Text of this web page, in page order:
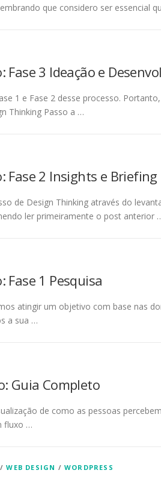
que considero ser essencial
Fase 3 Ideação e
1 e Fase 2 desse processo.
Thinking Passo a …
Fase 2 Insights e Briefing
de Design Thinking através do
ler primeiramente o post anterior
Fase 1 Pesquisa
atingir um objetivo com base nas
a sua …
Guia Completo
de como as pessoas
fluxo …
/WEB DESIGN /WORDPRESS